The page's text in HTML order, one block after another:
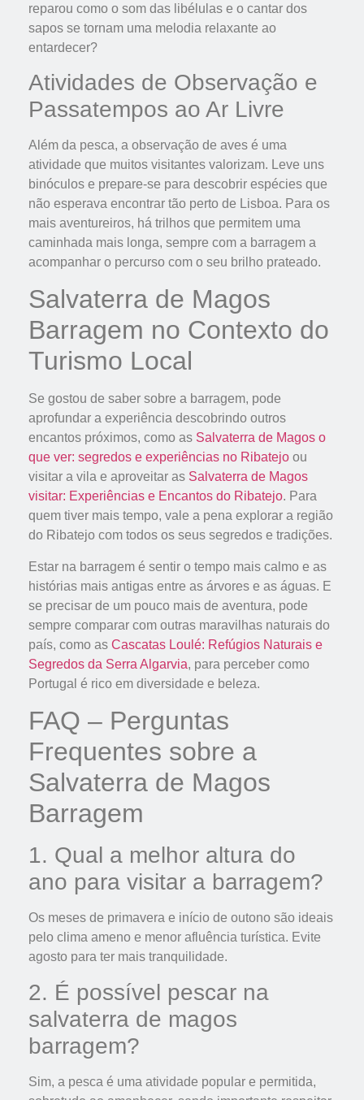
reparou como o som das libélulas e o cantar dos
sapos se tornam uma melodia relaxante ao
entardecer?
Atividades de Observação e
Passatempos ao Ar Livre
Além da pesca, a observação de aves é uma
atividade que muitos visitantes valorizam. Leve uns
binóculos e prepare-se para descobrir espécies que
não esperava encontrar tão perto de Lisboa. Para os
mais aventureiros, há trilhos que permitem uma
caminhada mais longa, sempre com a barragem a
acompanhar o percurso com o seu brilho prateado.
Salvaterra de Magos
Barragem no Contexto do
Turismo Local
Se gostou de saber sobre a barragem, pode
aprofundar a experiência descobrindo outros
encantos próximos, como as Salvaterra de Magos o
que ver: segredos e experiências no Ribatejo ou
visitar a vila e aproveitar as Salvaterra de Magos
visitar: Experiências e Encantos do Ribatejo. Para
quem tiver mais tempo, vale a pena explorar a região
do Ribatejo com todos os seus segredos e tradições.
Estar na barragem é sentir o tempo mais calmo e as
histórias mais antigas entre as árvores e as águas. E
se precisar de um pouco mais de aventura, pode
sempre comparar com outras maravilhas naturais do
país, como as Cascatas Loulé: Refúgios Naturais e
Segredos da Serra Algarvia, para perceber como
Portugal é rico em diversidade e beleza.
FAQ – Perguntas
Frequentes sobre a
Salvaterra de Magos
Barragem
1. Qual a melhor altura do
ano para visitar a barragem?
Os meses de primavera e início de outono são ideais
pelo clima ameno e menor afluência turística. Evite
agosto para ter mais tranquilidade.
2. É possível pescar na
salvaterra de magos
barragem?
Sim, a pesca é uma atividade popular e permitida,